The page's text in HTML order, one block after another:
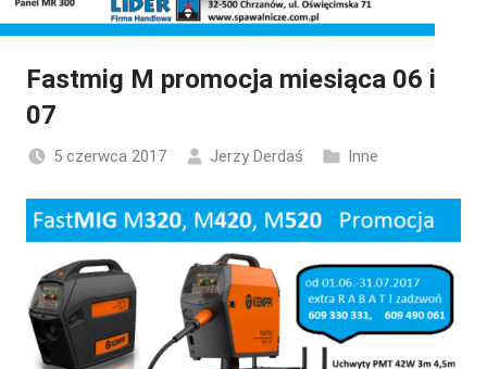
Fastmig M promocja miesiąca 06 i
07
5 czerwca 2017 Jerzy Derdaś Inne